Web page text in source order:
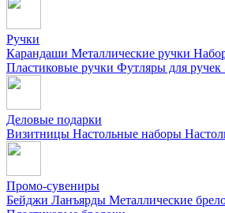
Ручки
Карандаши Металлические ручки
Пластиковые ручки Футляры для ручек
Деловые подарки
Визитницы Настольные наборы
Промо-сувениры
Бейджи Ланъярды Металлические